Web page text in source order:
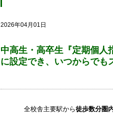
2026年04月01日
中高生・高卒生『定期個人
に設定でき、いつからでも
全校舎主要駅から徒歩数分圏